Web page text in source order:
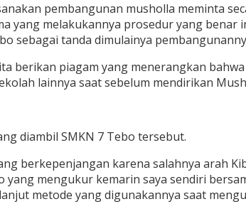
pembangunan musholla meminta
yang melakukannya prosedur yang benar
sebagai tanda dimulainya
berikan piagam yang menerangkan
lainnya saat sebelum mendirikan
diambil SMKN 7 Tebo tersebut.
berkepenjangan karena salahnya arah
mengukur kemarin saya sendiri
metode yang digunakannya saat